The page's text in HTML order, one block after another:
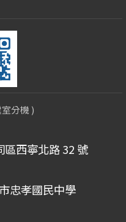
分機 )
西寧北路 32 號
忠孝國民中學